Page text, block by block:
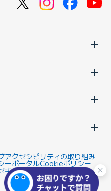
アクセシビリティの取り組み
ーポータルCookieポリシー
キュリティ基本方針